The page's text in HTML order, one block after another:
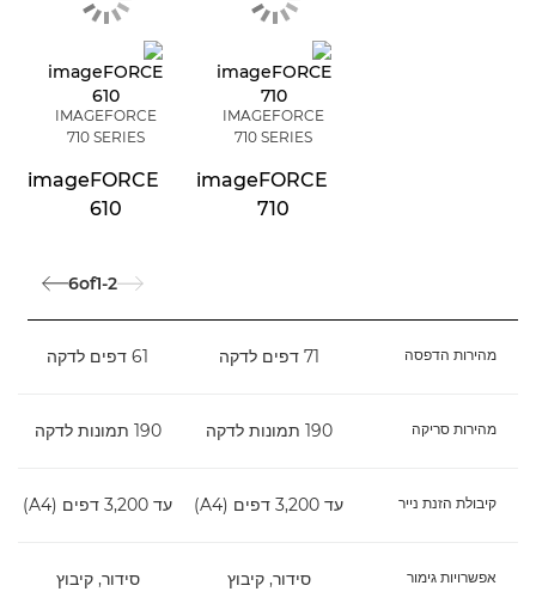
IMAGEFORCE
710 SERIES
imageFORCE
710
IMAGEFORCE
710 SERIES
imageFORCE
610
1-2
of
6
מהירות הדפסה 71 דפים לדקה 61 דפים לדקה
מהירות סריקה 190 תמונות לדקה 190 תמונות לדקה
קיבולת הזנת נייר עד 3,200 דפים (A4) עד 3,200 דפים (A4)
אפשרויות גימור סידור, קיבוץ סידור, קיבוץ